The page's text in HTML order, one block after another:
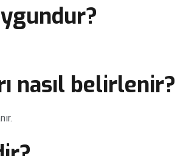
nasıl belirlenir?